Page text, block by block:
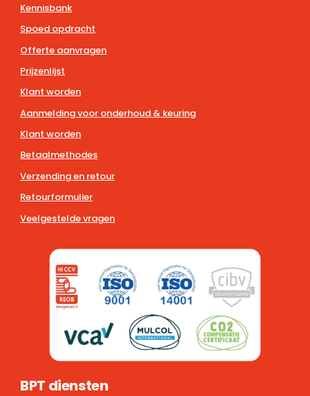
Kennisbank
Spoed opdracht
Offerte aanvragen
Prijzenlijst
Klant worden
Aanmelding voor onderhoud & keuring
Klant worden
Betaalmethodes
Verzending en retour
Retourformulier
Veelgestelde vragen
BPT diensten